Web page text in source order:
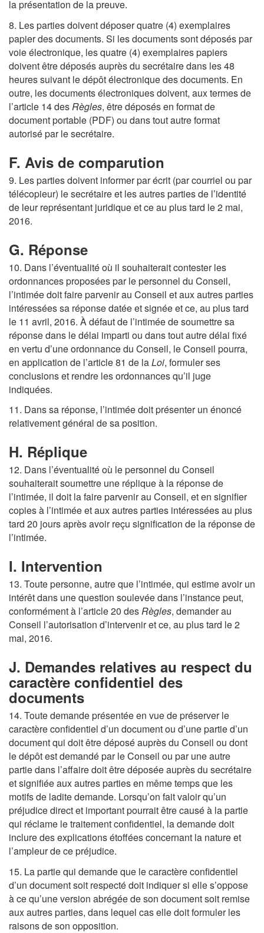
la présentation de la preuve.
8. Les parties doivent déposer quatre (4) exemplaires
papier des documents. Si les documents sont déposés par
voie électronique, les quatre (4) exemplaires papiers
doivent être déposés auprès du secrétaire dans les 48
heures suivant le dépôt électronique des documents. En
outre, les documents électroniques doivent, aux termes de
l’article 14 desRègles, être déposés en format de
document portable (PDF) ou dans tout autre format
autorisé par le secrétaire.
F. Avis de comparution
9. Les parties doivent informer par écrit (par courriel ou par
télécopieur) le secrétaire et les autres parties de l’identité
de leur représentant juridique et ce au plus tard le 2 mai,
2016.
G. Réponse
10. Dans l’éventualité où il souhaiterait contester les
ordonnances proposées par le personnel du Conseil,
l’intimée doit faire parvenir au Conseil et aux autres parties
intéressées sa réponse datée et signée et ce, au plus tard
le 11 avril, 2016. À défaut de l’intimée de soumettre sa
réponse dans le délai imparti ou dans tout autre délai fixé
en vertu d’une ordonnance du Conseil, le Conseil pourra,
en application de l’article 81 de laLoi, formuler ses
conclusions et rendre les ordonnances qu’il juge
indiquées.
11. Dans sa réponse, l’intimée doit présenter un énoncé
relativement général de sa position.
H. Réplique
12. Dans l’éventualité où le personnel du Conseil
souhaiterait soumettre une réplique à la réponse de
l’intimée, il doit la faire parvenir au Conseil, et en signifier
copies à l’intimée et aux autres parties intéressées au plus
tard 20 jours après avoir reçu signification de la réponse de
l’intimée.
I. Intervention
13. Toute personne, autre que l’intimée, qui estime avoir un
intérêt dans une question soulevée dans l’instance peut,
conformément à l’article 20 desRègles, demander au
Conseil l’autorisation d’intervenir et ce, au plus tard le 2
mai, 2016.
J. Demandes relatives au respect du
caractère confidentiel des
documents
14. Toute demande présentée en vue de préserver le
caractère confidentiel d’un document ou d’une partie d’un
document qui doit être déposé auprès du Conseil ou dont
le dépôt est demandé par le Conseil ou par une autre
partie dans l’affaire doit être déposée auprès du secrétaire
et signifiée aux autres parties en même temps que les
motifs de ladite demande. Lorsqu’on fait valoir qu’un
préjudice direct et important pourrait être causé à la partie
qui réclame le traitement confidentiel, la demande doit
inclure des explications étoffées concernant la nature et
l’ampleur de ce préjudice.
15. La partie qui demande que le caractère confidentiel
d’un document soit respecté doit indiquer si elle s’oppose
à ce qu’une version abrégée de son document soit remise
aux autres parties, dans lequel cas elle doit formuler les
raisons de son opposition.